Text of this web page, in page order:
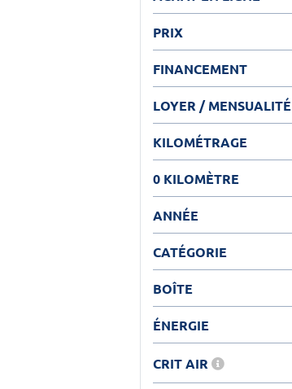
PRIX
FINANCEMENT
LOYER / MENSUALITÉ
KILOMÉTRAGE
0 KILOMÈTRE
ANNÉE
CATÉGORIE
BOÎTE
ÉNERGIE
CRIT AIR